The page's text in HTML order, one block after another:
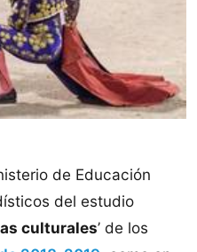
de Educación
del estudio
culturales’ de los